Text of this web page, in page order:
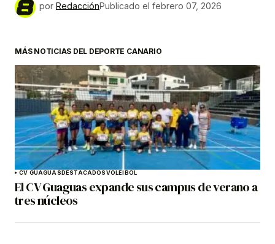
por RedacciónPublicado el febrero 07, 2026
MÁS NOTICIAS DEL DEPORTE CANARIO
CV GUAGUASDESTACADOSVOLEIBOL
El CV Guaguas expande sus campus de verano a
tres núcleos